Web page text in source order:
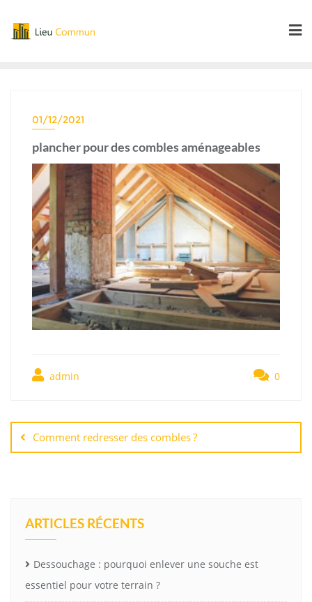
content
01/12/2021
plancher pour des combles aménageables
admin 0
de
l’article
Comment redresser des combles ?
ARTICLES RÉCENTS
Dessouchage : pourquoi enlever une souche est
essentiel pour votre terrain ?